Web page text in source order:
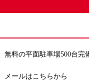
無料の平面駐車場500台完
メールはこちらから